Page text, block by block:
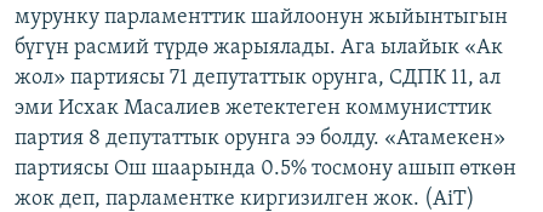
ЭЖЕ-СИҢДИЛЕР
АЗАТТЫК+
ЫҢГАЙСЫЗ СУРООЛОР
ОНЛАЙН ШЕРИНЕ
ЭЕ/АРнун бардык сайттары
мурунку парламенттик шайлоонун жыйынтыгын
бүгүн расмий түрдө жарыялады. Ага ылайык «Ак
жол» партиясы 71 депутаттык орунга, СДПК 11, ал
эми Исхак Масалиев жетектеген коммунисттик
партия 8 депутаттык орунга ээ болду. «Атамекен»
партиясы Ош шаарында 0.5% тосмону ашып өткөн
жок деп, парламентке киргизилген жок. (AiT)